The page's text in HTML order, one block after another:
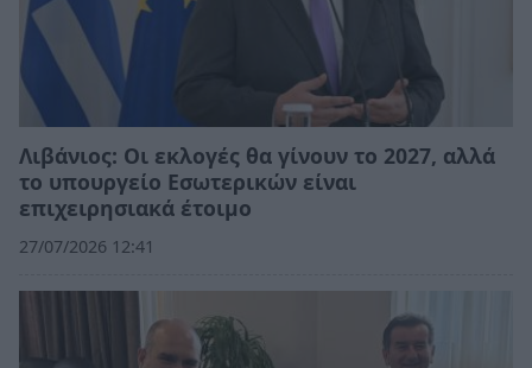
Λιβάνιος: Οι εκλογές θα γίνουν το 2027, αλλά
το υπουργείο Εσωτερικών είναι
επιχειρησιακά έτοιμο
27/07/2026 12:41